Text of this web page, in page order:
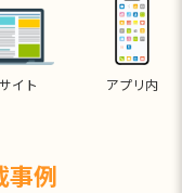
イト アプリ内
事例